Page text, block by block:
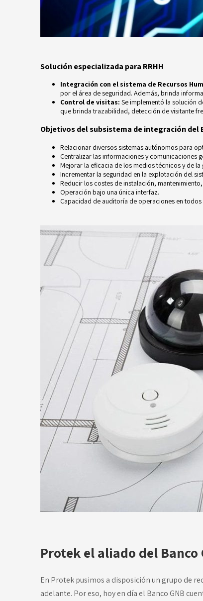
Solución especializada para RRHH
Integración con el sistema de Recursos
por el área de seguridad. Además, brinda
Control de visitas: Se implementó la solución
que brinda trazabilidad, detección de visitante
Objetivos del subsistema de integración del
Relacionar diversos sistemas autónomos para
Centralizar las informaciones y comunicaciones
Mejorar la eficacia de los medios técnicos y de la
Incrementar la seguridad en la explotación del
Reducir los costes de instalación,
Operación bajo una única interfaz.
Capacidad de auditoría de operaciones en todos
Protek el aliado del Banco
En Protek pusimos a disposición un grupo de
adelante. Por eso, hoy en día el Banco GNB